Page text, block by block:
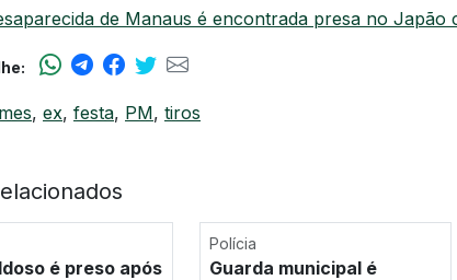
de Manaus é encontrada presa no Japão
, ex, festa, PM, tiros
é preso após
Polícia
Guarda municipal é